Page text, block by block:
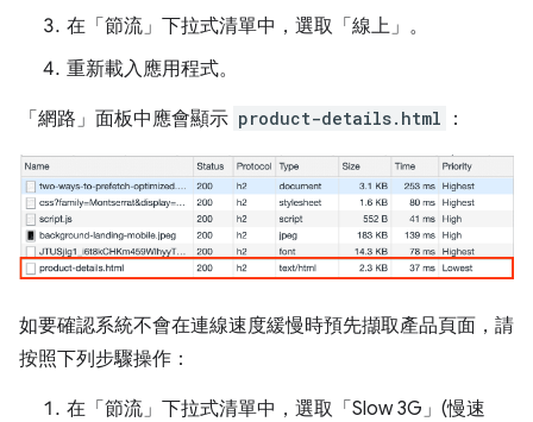
在「節流」 下拉式清單中，選取「線上」 。
重新載入應用程式。
「網路」面板中應會顯示 product-details.html ：
如要確認系統不會在連線速度緩慢時預先擷取產品頁面，請
按照下列步驟操作：
在「節流」下拉式清單中，選取「Slow 3G」(慢速